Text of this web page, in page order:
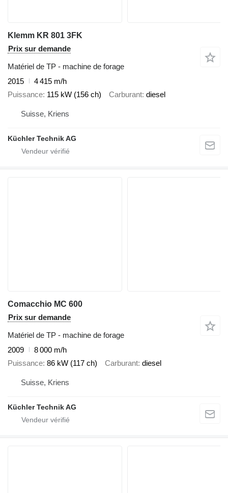
Klemm KR 801 3FK
Prix sur demande
Matériel de TP - machine de forage
2015
4 415 m/h
Puissance 115 kW (156 ch) Carburant diesel
Suisse, Kriens
Küchler Technik AG
Comacchio MC 600
Prix sur demande
Matériel de TP - machine de forage
2009
8 000 m/h
Puissance 86 kW (117 ch) Carburant diesel
Suisse, Kriens
Küchler Technik AG